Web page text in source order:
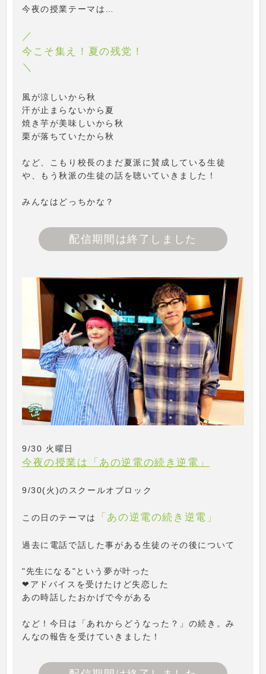
今夜の授業テーマは…
／
今こそ集え！夏の残党！
＼
風が涼しいから秋
汗が止まらないから夏
焼き芋が美味しいから秋
栗が落ちていたから秋
など、こもり校長のまだ夏派に賛成している生徒
や、もう秋派の生徒の話を聴いていきました！
みんなはどっちかな？
配信期間は終了しました
9/30 火曜日
今夜の授業は「あの逆電の続き逆電」
9/30(火)のスクールオブロック
この日のテーマは 「あの逆電の続き逆電」
過去に電話で話した事がある生徒のその後について
"先生になる"という夢が叶った
❤アドバイスを受けたけど失恋した
あの時話したおかげで今がある
など！今日は「あれからどうなった？」の続き。み
んなの報告を受けていきました！